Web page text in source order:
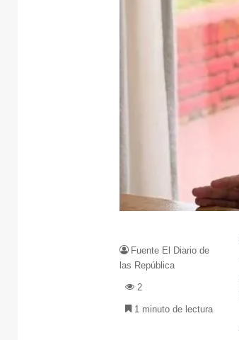
Fuente El Diario de
las República
2
1 minuto de lectura